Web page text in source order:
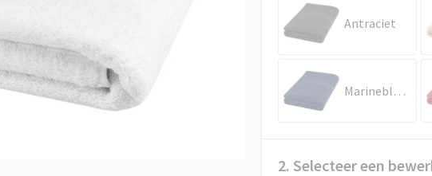
Antraciet
Marineblauw
2. Selecteer een